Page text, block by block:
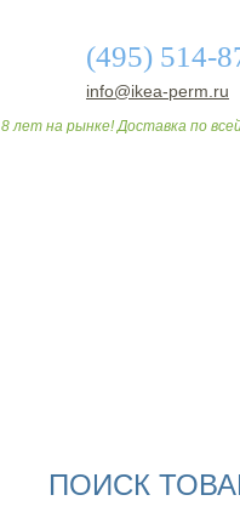
(495) 514-
info@ikea-perm.ru
8 лет на рынке! Доставка по
ПОИСК